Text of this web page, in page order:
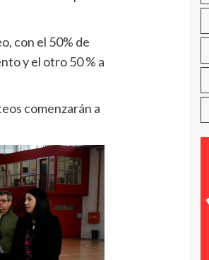
con el 50% de
y el otro 50 % a
comenzarán a